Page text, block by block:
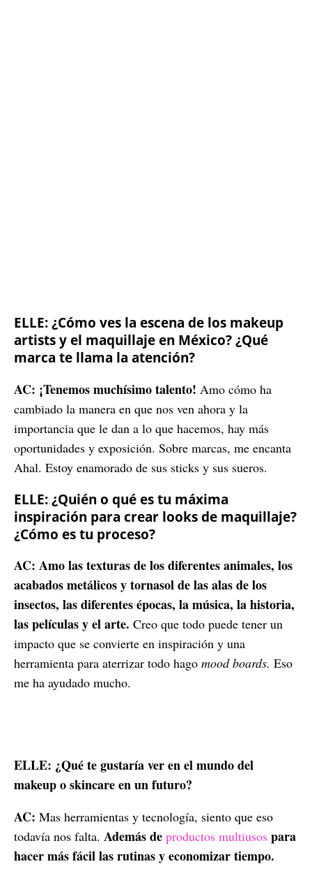
ELLE: ¿Cómo ves la escena de los makeup
artists y el maquillaje en México? ¿Qué
marca te llama la atención?
AC: ¡Tenemos muchísimo talento! Amo cómo ha
cambiado la manera en que nos ven ahora y la
importancia que le dan a lo que hacemos, hay más
oportunidades y exposición. Sobre marcas, me encanta
Ahal. Estoy enamorado de sus sticks y sus sueros.
ELLE: ¿Quién o qué es tu máxima
inspiración para crear looks de maquillaje?
¿Cómo es tu proceso?
AC: Amo las texturas de los diferentes animales, los
acabados metálicos y tornasol de las alas de los
insectos, las diferentes épocas, la música, la historia,
las películas y el arte. Creo que todo puede tener un
impacto que se convierte en inspiración y una
herramienta para aterrizar todo hago mood boards. Eso
me ha ayudado mucho.
ELLE: ¿Qué te gustaría ver en el mundo del
makeup o skincare en un futuro?
AC: Mas herramientas y tecnología, siento que eso
todavía nos falta. Además de productos multiusos para
hacer más fácil las rutinas y economizar tiempo.